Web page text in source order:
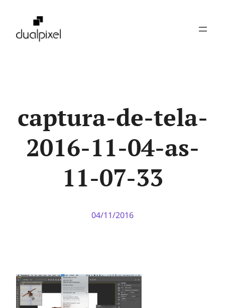
captura-de-tela-
2016-11-04-as-
11-07-33
04/11/2016